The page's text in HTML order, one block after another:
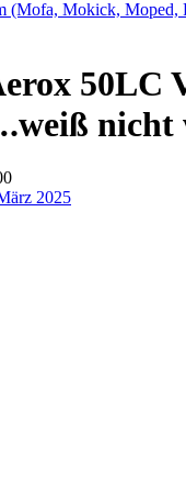
(Mofa, Mokick, Moped,
50LC
nicht
2025